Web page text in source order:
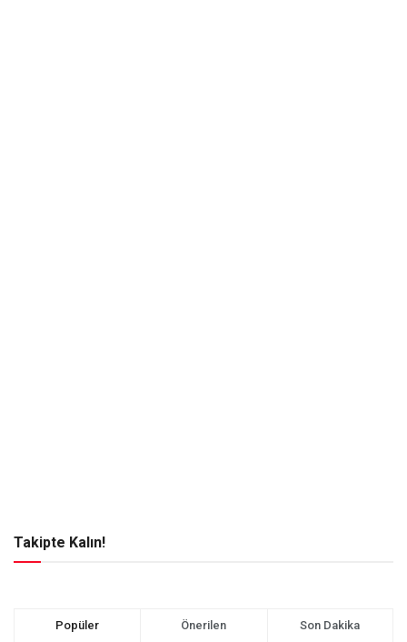
Takipte Kalın!
Popüler Önerilen Son Dakika